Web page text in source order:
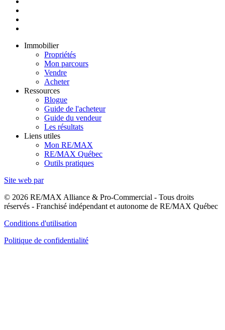
Immobilier
Propriétés
Mon parcours
Vendre
Acheter
Ressources
Blogue
Guide de l'acheteur
Guide du vendeur
Les résultats
Liens utiles
Mon RE/MAX
RE/MAX Québec
Outils pratiques
Site web par
© 2026 RE/MAX Alliance & Pro-Commercial - Tous droits
réservés - Franchisé indépendant et autonome de RE/MAX Québec
Conditions d'utilisation
Politique de confidentialité